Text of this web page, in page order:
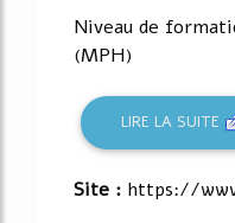
Niveau de
(MPH)
LIRE LA SUITE
Site : https://